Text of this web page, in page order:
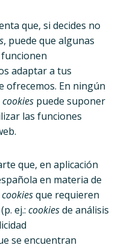
que, si decides no
, puede que algunas
adaptar a tus
ofrecemos. En ningún
cookies puede suponer
las funciones
que, en aplicación
en materia de
cookiesque requieren
ej.: cookiesde análisis
se encuentran